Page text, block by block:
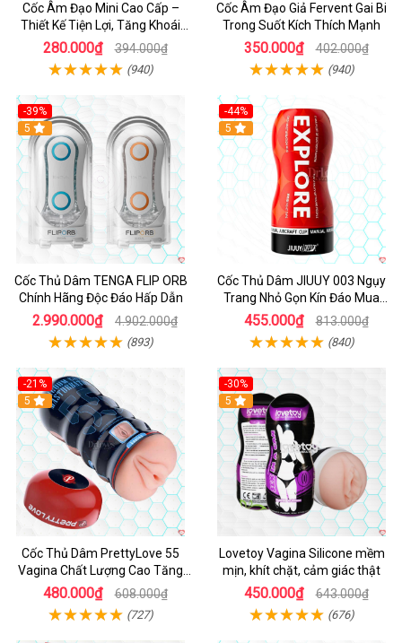
Cốc Âm Đạo Mini Cao Cấp –
Thiết Kế Tiện Lợi, Tăng Khoái
Cảm
280.000₫ 394.000₫
(940)
Cốc Âm Đạo Giả Fervent Gai Bi
Trong Suốt Kích Thích Mạnh
350.000₫ 402.000₫
(940)
-39%
Hot
5
Cốc Thủ Dâm TENGA FLIP ORB
Chính Hãng Độc Đáo Hấp Dẫn
2.990.000₫ 4.902.000₫
(893)
-44%
Hot
5
Cốc Thủ Dâm JIUUY 003 Ngụy
Trang Nhỏ Gọn Kín Đáo Mua
Ngay
455.000₫ 813.000₫
(840)
-21%
Hot
5
Cốc Thủ Dâm PrettyLove 55
Vagina Chất Lượng Cao Tăng
Khoái Cảm
480.000₫ 608.000₫
(727)
-30%
Hot
5
Lovetoy Vagina Silicone mềm
mịn, khít chặt, cảm giác thật
450.000₫ 643.000₫
(676)